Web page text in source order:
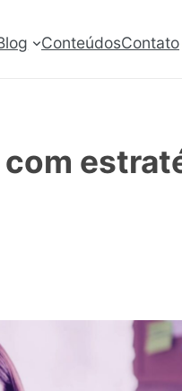
ConteúdosContato